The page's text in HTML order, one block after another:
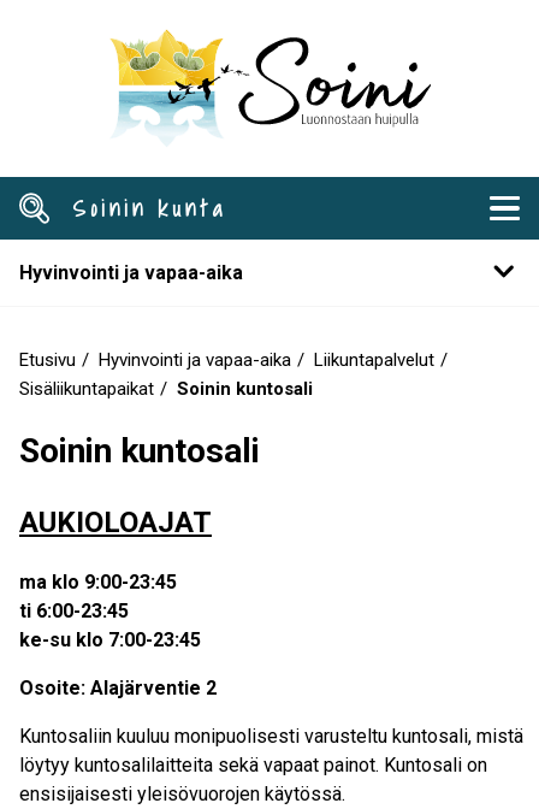
Soinin kunta
Hyvinvointi ja vapaa-aika
Murupolku
Etusivu Hyvinvointi ja vapaa-aika
Liikuntapalvelut
Sisäliikuntapaikat
Soinin kuntosali
Soinin kuntosali
AUKIOLOAJAT
ma klo 9:00-23:45
ti 6:00-23:45
ke-su klo 7:00-23:45
Osoite: Alajärventie 2
Kuntosaliin kuuluu monipuolisesti varusteltu kuntosali, mistä
löytyy kuntosalilaitteita sekä vapaat painot. Kuntosali on
ensisijaisesti yleisövuorojen käytössä.